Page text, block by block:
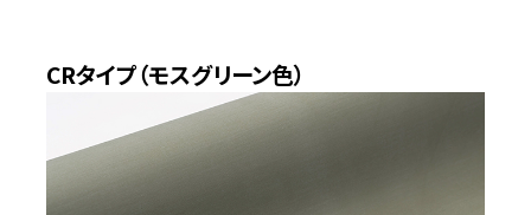
CRタイプ（モスグリーン色）